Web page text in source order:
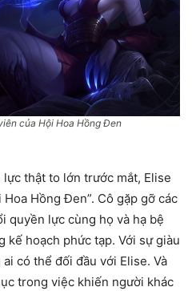
của Hội Hoa Hồng Đen
thật to lớn trước mắt, Elise
Hồng Đen”. Cô gặp gỡ các
quyền lực cùng họ và hạ bệ
kế hoạch phức tạp. Với sự giàu
có thể đối đầu với Elise. Và
trong việc khiến người khác